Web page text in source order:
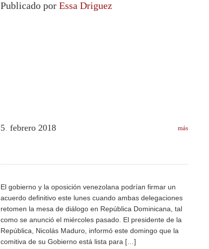
Publicado por Essa Driguez
5 febrero 2018
El gobierno y la oposición venezolana podrían firmar un
acuerdo definitivo este lunes cuando ambas delegaciones
retomen la mesa de diálogo en República Dominicana, tal
como se anunció el miércoles pasado. El presidente de la
República, Nicolás Maduro, informó este domingo que la
comitiva de su Gobierno está lista para […]
más